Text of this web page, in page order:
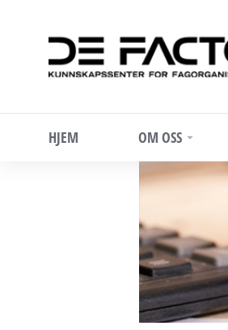
HJEM OM OSS